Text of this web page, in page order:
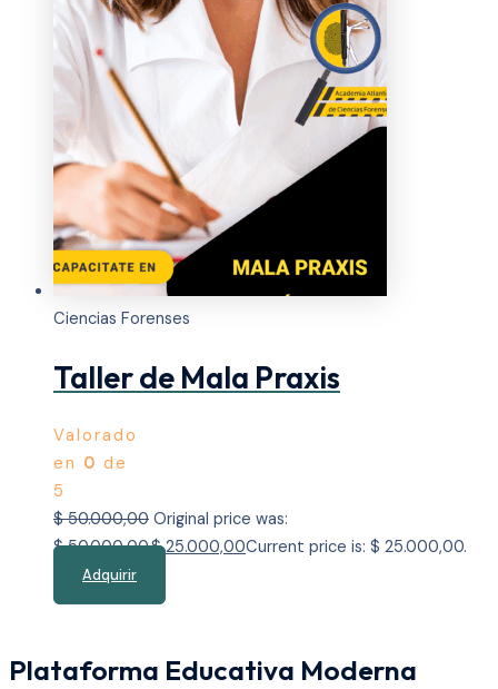
Ciencias Forenses
Taller de Mala Praxis
Valorado
en 0 de
5
$50.000,00 Original price was:
$ 50.000,00.$25.000,00Current price is: $ 25.000,00.
Adquirir
Plataforma Educativa Moderna